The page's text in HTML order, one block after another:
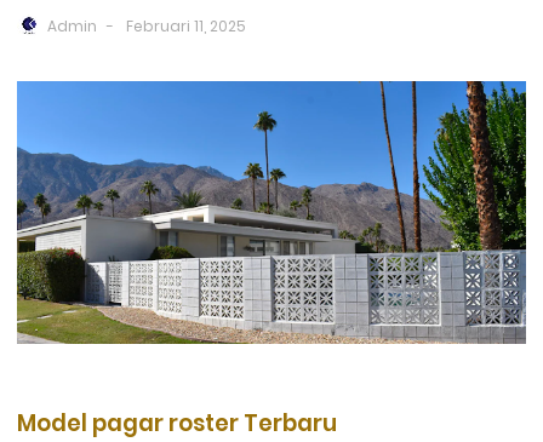
Admin Februari 11, 2025
Model pagar roster Terbaru